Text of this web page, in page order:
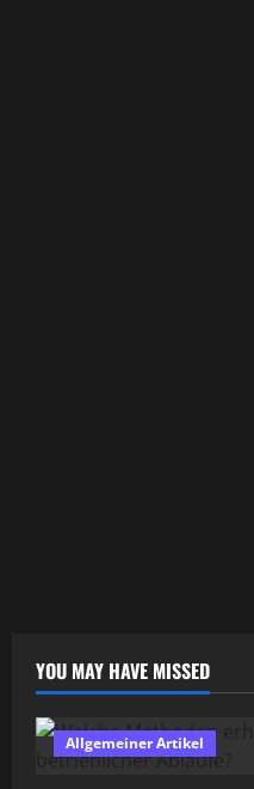
YOU MAY HAVE MISSED
Allgemeiner Artikel